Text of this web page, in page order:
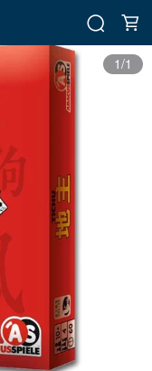
1/1